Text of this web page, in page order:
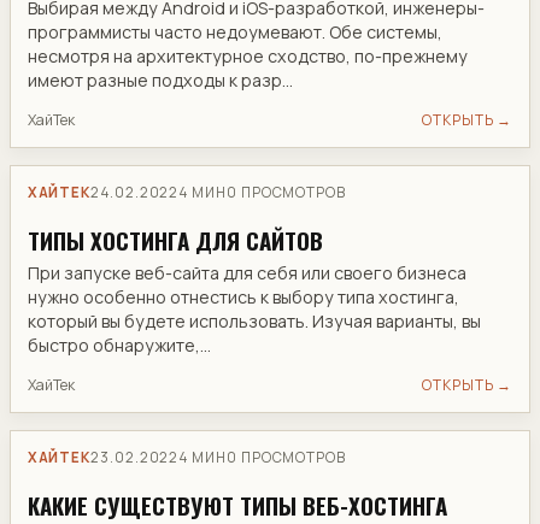
Выбирая между Android и iOS-разработкой, инженеры-
программисты часто недоумевают. Обе системы,
несмотря на архитектурное сходство, по-прежнему
имеют разные подходы к разр...
ХайТек ОТКРЫТЬ →
ХАЙТЕК24.02.2022 4 МИН 0 ПРОСМОТРОВ
ТИПЫ ХОСТИНГА ДЛЯ САЙТОВ
При запуске веб-сайта для себя или своего бизнеса
нужно особенно отнестись к выбору типа​ хостинга,
который вы будете использовать. Изучая варианты, вы
быстро обнаружите,...
ХайТек ОТКРЫТЬ →
ХАЙТЕК23.02.2022 4 МИН 0 ПРОСМОТРОВ
​КАКИЕ СУЩЕСТВУЮТ ТИПЫ ВЕБ-ХОСТИНГА